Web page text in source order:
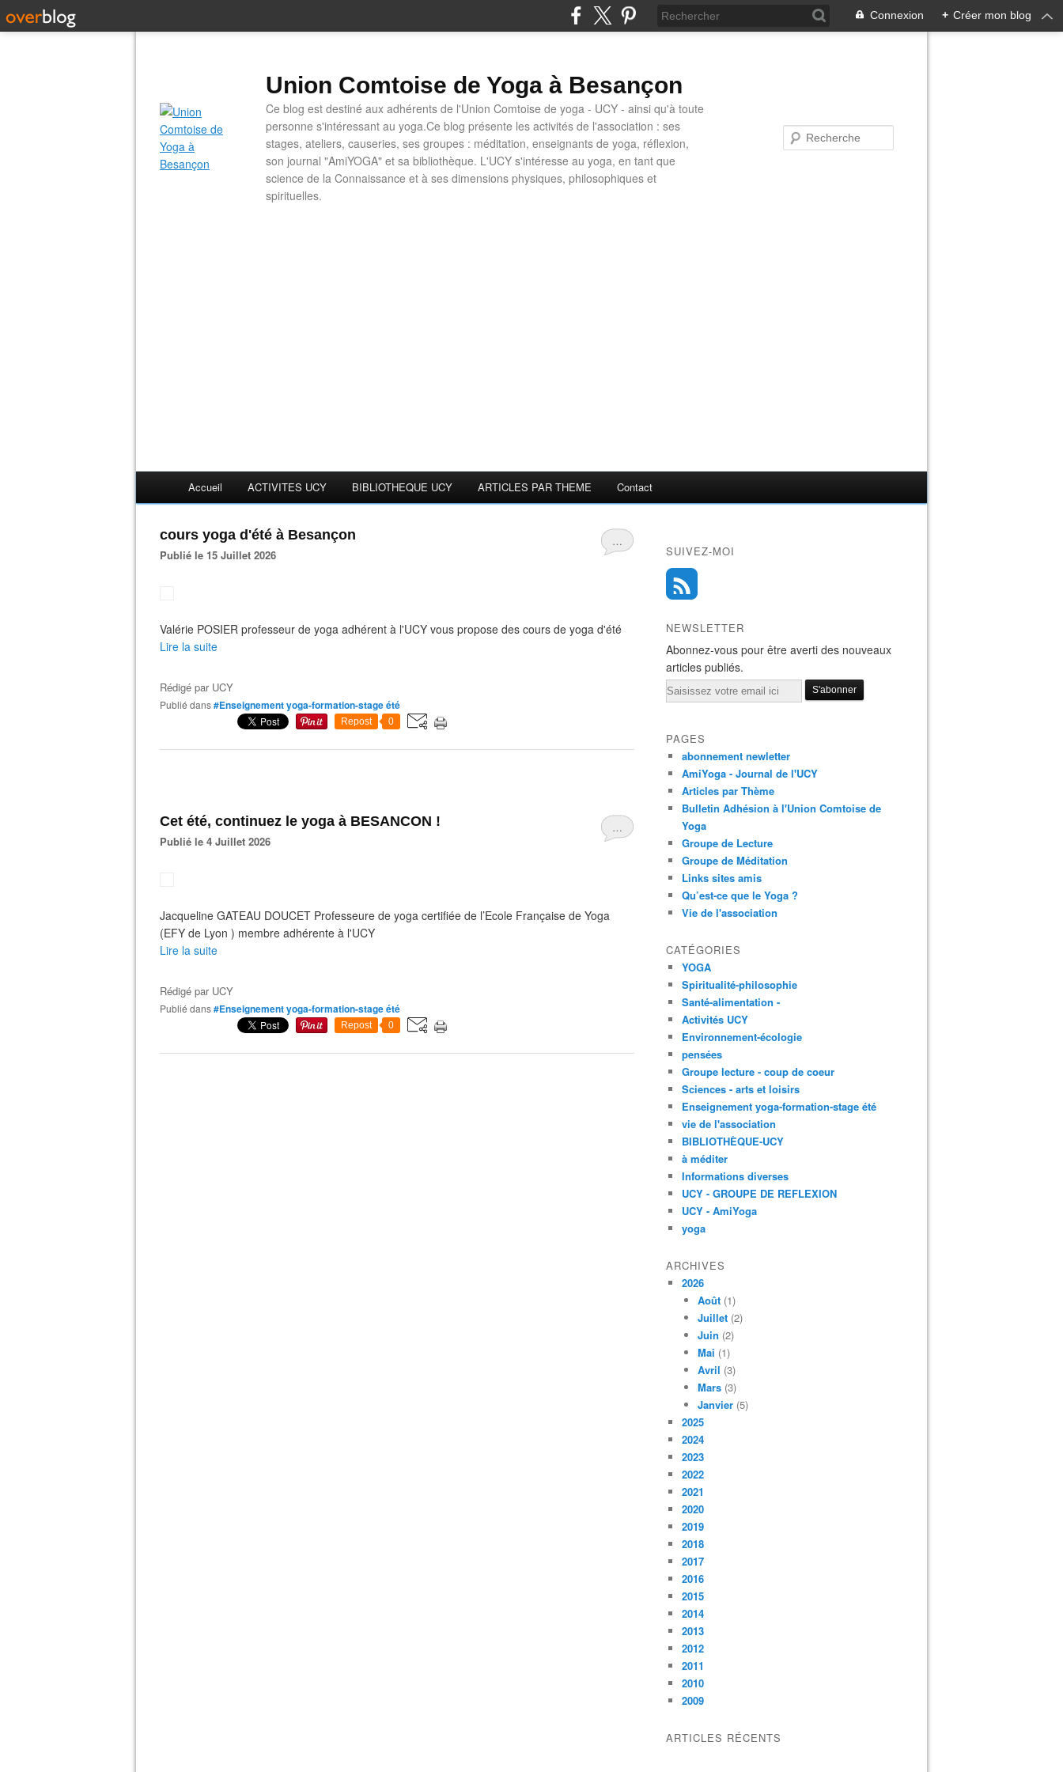
Connexion + Créer mon blog
Union Comtoise de Yoga à Besançon
Ce blog est destiné aux adhérents de l'Union Comtoise de yoga - UCY - ainsi qu'à toute
personne s'intéressant au yoga.Ce blog présente les activités de l'association : ses
stages, ateliers, causeries, ses groupes : méditation, enseignants de yoga, réflexion,
son journal "AmiYOGA" et sa bibliothèque. L'UCY s'intéresse au yoga, en tant que
science de la Connaissance et à ses dimensions physiques, philosophiques et
spirituelles.
Accueil ACTIVITES UCY BIBLIOTHEQUE UCY ARTICLES PAR THEME Contact
…
cours yoga d'été à Besançon
Publié le 15 Juillet 2026
Valérie POSIER professeur de yoga adhérent à l'UCY vous propose des cours de yoga d'été
Lire la suite
Rédigé par UCY
Publié dans#Enseignement yoga-formation-stage été
Repost 0
…
Cet été, continuez le yoga à BESANCON !
Publié le 4 Juillet 2026
Jacqueline GATEAU DOUCET Professeure de yoga certifiée de l’Ecole Française de Yoga
(EFY de Lyon ) membre adhérente à l'UCY
Lire la suite
Rédigé par UCY
Publié dans#Enseignement yoga-formation-stage été
Repost 0
SUIVEZ-MOI
NEWSLETTER
Abonnez-vous pour être averti des nouveaux
articles publiés.
Email
PAGES
abonnement newletter
AmiYoga - Journal de l'UCY
Articles par Thème
Bulletin Adhésion à l'Union Comtoise de
Yoga
Groupe de Lecture
Groupe de Méditation
Links sites amis
Qu’est-ce que le Yoga ?
Vie de l'association
CATÉGORIES
YOGA
Spiritualité-philosophie
Santé-alimentation -
Activités UCY
Environnement-écologie
pensées
Groupe lecture - coup de coeur
Sciences - arts et loisirs
Enseignement yoga-formation-stage été
vie de l'association
BIBLIOTHÈQUE-UCY
à méditer
Informations diverses
UCY - GROUPE DE REFLEXION
UCY - AmiYoga
yoga
ARCHIVES
2026
Août (1)
Juillet (2)
Juin (2)
Mai (1)
Avril (3)
Mars (3)
Janvier (5)
2025
2024
2023
2022
2021
2020
2019
2018
2017
2016
2015
2014
2013
2012
2011
2010
2009
ARTICLES RÉCENTS